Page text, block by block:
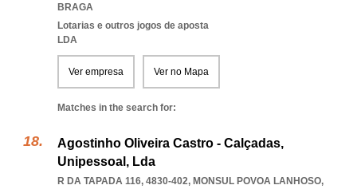
BRAGA
Lotarias e outros jogos de aposta
LDA
Ver empresa Ver no Mapa
Matches in the search for:
Agostinho Oliveira Castro - Calçadas,
Unipessoal, Lda
R DA TAPADA 116, 4830-402, MONSUL POVOA LANHOSO,